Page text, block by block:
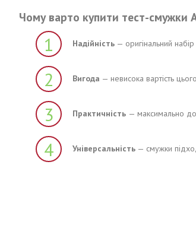
Чому варто купити тест-смужки
1 Надійність — оригінальний
2 Вигода — невисока вартість
3 Практичність — максимально
4 Універсальність — смужки